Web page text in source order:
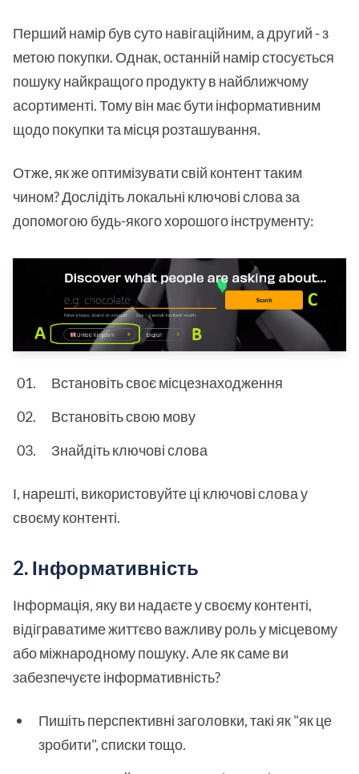
Перший намір був суто навігаційним, а другий - з
метою покупки. Однак, останній намір стосується
пошуку найкращого продукту в найближчому
асортименті. Тому він має бути інформативним
щодо покупки та місця розташування.
Отже, як же оптимізувати свій контент таким
чином? Дослідіть локальні ключові слова за
допомогою будь-якого хорошого інструменту:
Встановіть своє місцезнаходження
Встановіть свою мову
Знайдіть ключові слова
І, нарешті, використовуйте ці ключові слова у
своєму контенті.
2. Інформативність
Інформація, яку ви надаєте у своєму контенті,
відіграватиме життєво важливу роль у місцевому
або міжнародному пошуку. Але як саме ви
забезпечуєте інформативність?
Пишіть перспективні заголовки, такі як "як це
зробити", списки тощо.